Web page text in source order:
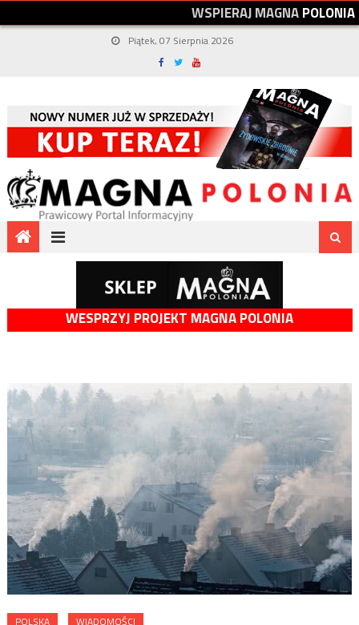
WSPIERAJMAGNAPOLONIA
Piątek, 07 Sierpnia 2026
WESPRZYJ PROJEKT MAGNA POLONIA
POLSKA WIADOMOŚCI